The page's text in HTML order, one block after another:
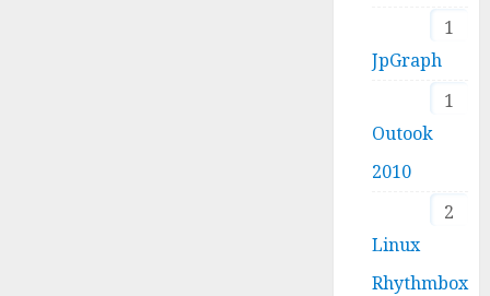
1
JpGraph
1
Outook
2010
2
Linux
Rhythmbox